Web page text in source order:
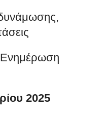
Ενημέρωση
2025